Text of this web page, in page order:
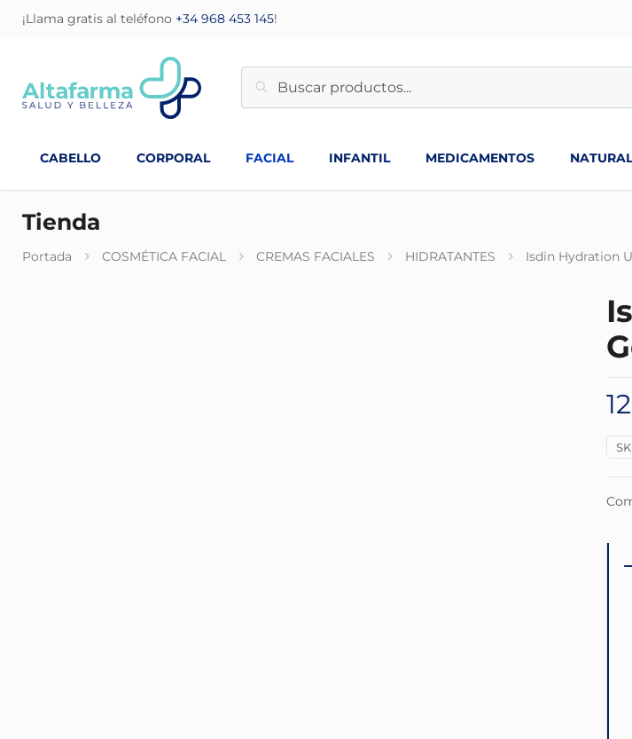
¡Llama gratis al teléfono +34 968 453 145!
CABELLO CORPORAL FACIAL INFANTIL MEDICAMENTOS NATURAL
Tienda
Portada COSMÉTICA FACIAL CREMAS FACIALES HIDRATANTES Isdin Hydration